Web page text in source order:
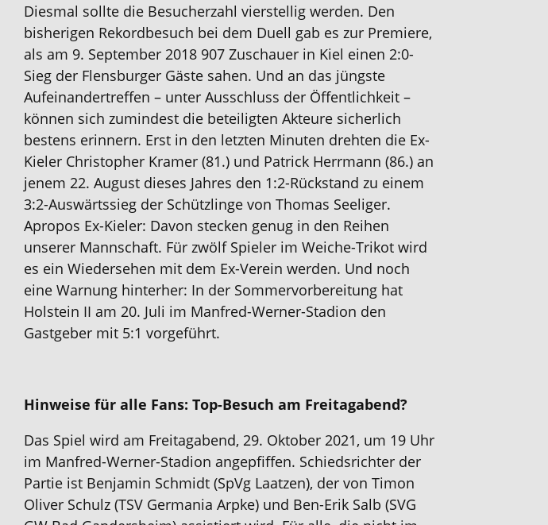
Diesmal sollte die Besucherzahl vierstellig werden. Den
bisherigen Rekordbesuch bei dem Duell gab es zur Premiere,
als am 9. September 2018 907 Zuschauer in Kiel einen 2:0-
Sieg der Flensburger Gäste sahen. Und an das jüngste
Aufeinandertreffen – unter Ausschluss der Öffentlichkeit –
können sich zumindest die beteiligten Akteure sicherlich
bestens erinnern. Erst in den letzten Minuten drehten die Ex-
Kieler Christopher Kramer (81.) und Patrick Herrmann (86.) an
jenem 22. August dieses Jahres den 1:2-Rückstand zu einem
3:2-Auswärtssieg der Schützlinge von Thomas Seeliger.
Apropos Ex-Kieler: Davon stecken genug in den Reihen
unserer Mannschaft. Für zwölf Spieler im Weiche-Trikot wird
es ein Wiedersehen mit dem Ex-Verein werden. Und noch
eine Warnung hinterher: In der Sommervorbereitung hat
Holstein II am 20. Juli im Manfred-Werner-Stadion den
Gastgeber mit 5:1 vorgeführt.
Hinweise für alle Fans: Top-Besuch am Freitagabend?
Das Spiel wird am Freitagabend, 29. Oktober 2021, um 19 Uhr
im Manfred-Werner-Stadion angepfiffen. Schiedsrichter der
Partie ist Benjamin Schmidt (SpVg Laatzen), der von Timon
Oliver Schulz (TSV Germania Arpke) und Ben-Erik Salb (SVG